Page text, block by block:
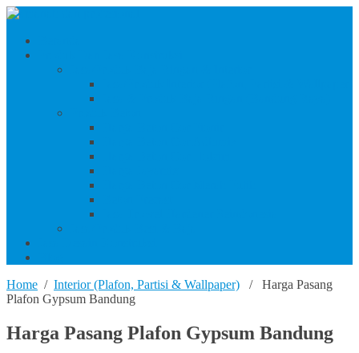
Home / Interior (Plafon, Partisi & Wallpaper) / Harga Pasang
Plafon Gypsum Bandung
Harga Pasang Plafon Gypsum Bandung